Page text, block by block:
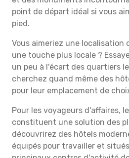
point de départ idéal si vous
pied.
Vous aimeriez une localisation
une touche plus locale ?
un peu à l'écart des quartiers
cherchez quand même des
pour leur emplacement de
Pour les voyageurs d'affaires,
constituent une solution des
découvrirez des hôtels
équipés pour travailler et